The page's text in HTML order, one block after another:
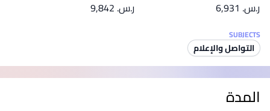
ر.س.‏ 6,931 ر.س.‏ 9,842
SUBJECTS
التواصل والإعلام
المدة